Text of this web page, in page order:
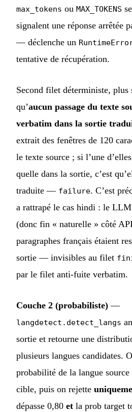
max_tokens ou MAX_TOKENS
signalent une réponse arrêtée
— déclenche un
tentative de récupération.
Second filet déterministe,
qu’aucun passage du texte
verbatim dans la sortie
extrait des fenêtres de 120
le texte source ; si l’une
quelle dans la sortie, c’est
traduite — failure. C’est
a rattrapé le cas hindi : le
(donc fin « naturelle » côté
paragraphes français étaient
sortie — invisibles au filet
par le filet anti-fuite verbatim.
Couche 2 (probabiliste) —
langdetect.detect_langs
sortie et retourne une
plusieurs langues candidates.
probabilité de la langue
cible, puis on rejette
dépasse 0,80 et la prob target